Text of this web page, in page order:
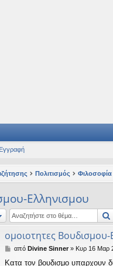
για τα συναρπαστικά και
Εγγραφή
Πολιτισμός Φιλοσοφία
Ελληνισμου
ομοιοτητες
Δαπό Divine Sinner» Κυρ 16 Μαρ
Κατα τον βουδισμο υπαρχουν